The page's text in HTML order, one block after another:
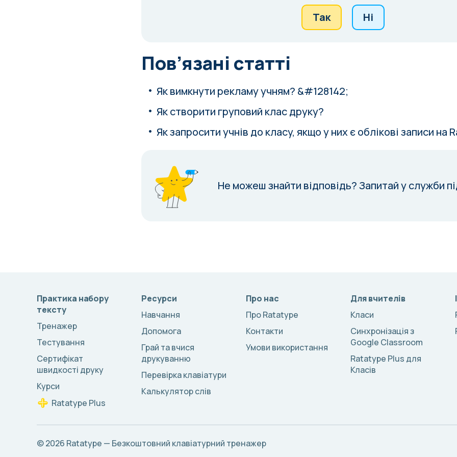
Так Ні
Пов’язані статті
Як вимкнути рекламу учням? &#128142;
Як створити груповий клас друку?
Як запросити учнів до класу, якщо у них є облікові записи на
Не можеш знайти відповідь?Запитай у служби
Практика набору
тексту
Тренажер
Тестування
Сертифікат
швидкості друку
Курси
Ratatype Plus
Ресурси
Навчання
Допомога
Грай та вчися
друкуванню
Перевірка клавіатури
Калькулятор слів
Про нас
Про Ratatype
Контакти
Умови використання
Для вчителів
Класи
Синхронізація з
Google Classroom
Ratatype Plus для
Класів
© 2026 Ratatype — Безкоштовний клавіатурний тренажер